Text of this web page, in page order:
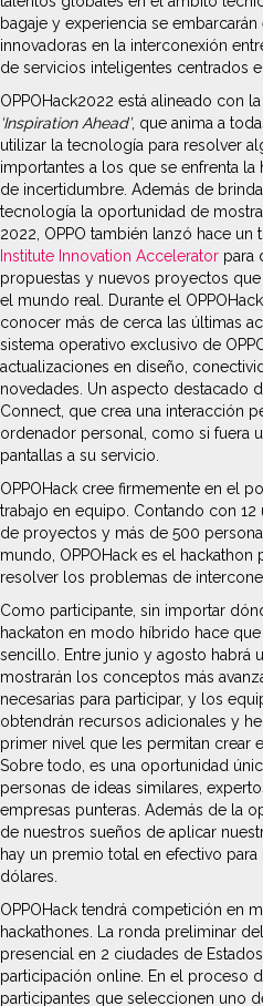
bagaje y experiencia se
innovadoras en la interconexión
de servicios inteligentes centrados
OPPOHack2022 está alineado con
‘Inspiration Ahead’, que anima a
utilizar la tecnología para resolver
importantes a los que se enfrenta
de incertidumbre. Además de
tecnología la oportunidad de
2022, OPPO también lanzó hace un
Institute Innovation Accelerator para
propuestas y nuevos proyectos
el mundo real. Durante el
conocer más de cerca las últimas
sistema operativo exclusivo de
actualizaciones en diseño,
novedades. Un aspecto destacado
Connect, que crea una interacción
ordenador personal, como si fuera
pantallas a su servicio.
OPPOHack cree firmemente en el
trabajo en equipo. Contando con
de proyectos y más de 500
mundo, OPPOHack es el
resolver los problemas de
Como participante, sin importar
hackaton en modo híbrido hace
sencillo. Entre junio y agosto habrá
mostrarán los conceptos más
necesarias para participar, y los
obtendrán recursos adicionales y
primer nivel que les permitan crear
Sobre todo, es una oportunidad
personas de ideas similares,
empresas punteras. Además de la
de nuestros sueños de aplicar
hay un premio total en efectivo
dólares.
OPPOHack tendrá competición en
hackathones. La ronda preliminar
presencial en 2 ciudades de
participación online. En el proceso
participantes que seleccionen uno